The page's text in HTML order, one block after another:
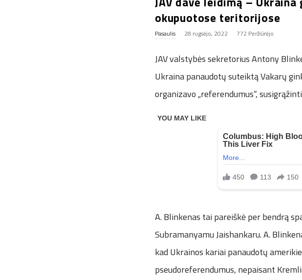
okupuotose teritorijose
Pasaulis 28 rugsėjo, 2022 772 Peržiūrėjo
JAV valstybės sekretorius Antony
Ukraina panaudotų suteiktą Vakarų
organizavo „referendumus“,
A. Blinkenas tai pareiškė per bendrą
Subramanyamu Jaishankaru. A.
kad Ukrainos kariai panaudotų
pseudoreferendumus, nepaisant